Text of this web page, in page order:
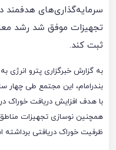
سرمایه‌گذاری‌های هدفمند
تجهیزات موفق شد رشد
ثبت کند.
به گزارش خبرگزاری پترو
بندرامام، این مجتمع طی چهار
با هدف افزایش دریافت خوراک در
همچنین نوسازی تجهیزات
ظرفیت خوراک دریافتی